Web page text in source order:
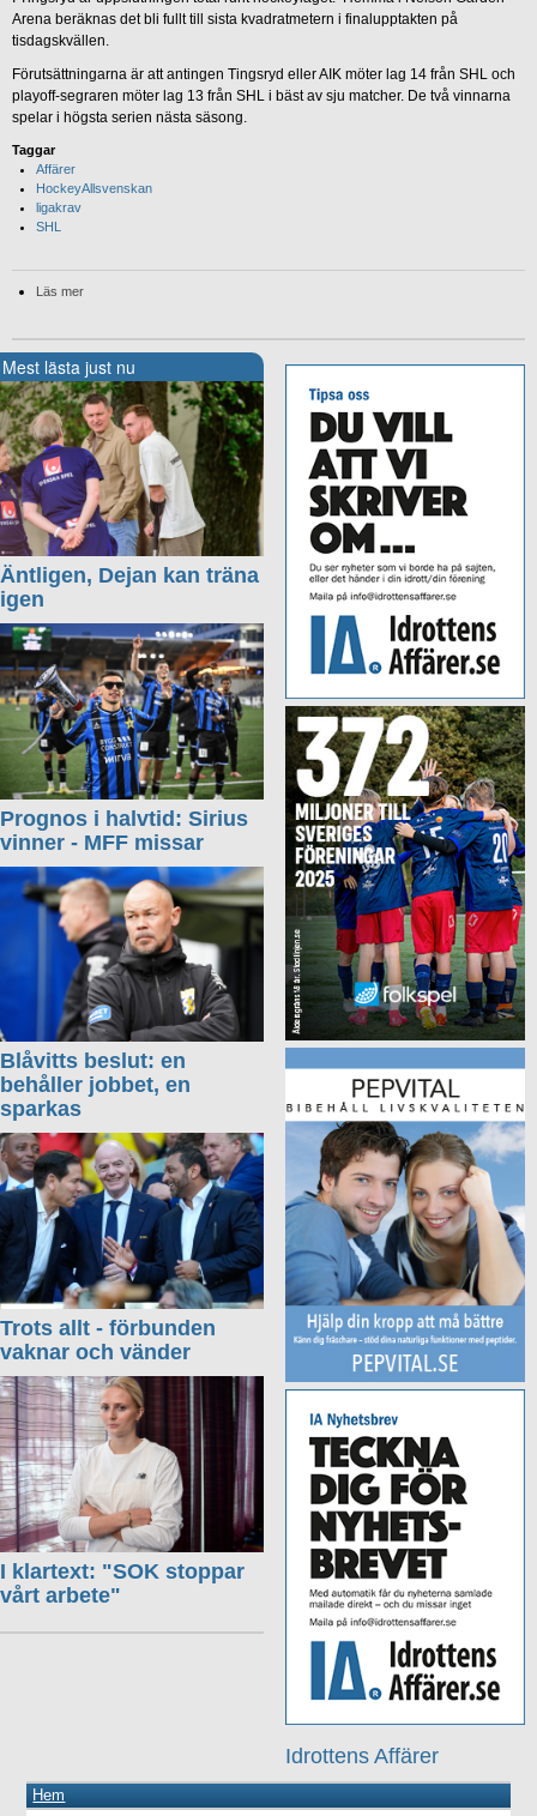
Arena beräknas det bli fullt till sista kvadratmetern i finalupptakten på
tisdagskvällen.
Förutsättningarna är att antingen Tingsryd eller AIK möter lag 14 från SHL och
playoff-segraren möter lag 13 från SHL i bäst av sju matcher. De två vinnarna
spelar i högsta serien nästa säsong.
Taggar
Affärer
HockeyAllsvenskan
ligakrav
SHL
Läs mer
Idrottens Affärer
Mest lästa just nu
Äntligen, Dejan kan träna
igen
Prognos i halvtid: Sirius
vinner - MFF missar
Blåvitts beslut: en
behåller jobbet, en
sparkas
Trots allt - förbunden
vaknar och vänder
I klartext: "SOK stoppar
vårt arbete"
Hem